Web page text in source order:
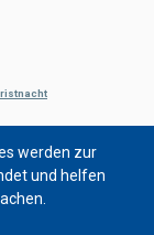
werden zur
und helfen